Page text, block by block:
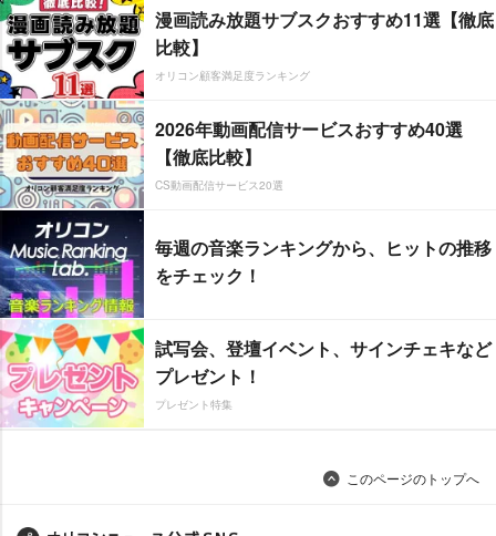
漫画読み放題サブスクおすすめ11選【徹底
比較】
オリコン顧客満足度ランキング
2026年動画配信サービスおすすめ40選
【徹底比較】
CS動画配信サービス20選
毎週の音楽ランキングから、ヒットの推移
をチェック！
試写会、登壇イベント、サインチェキなど
プレゼント！
プレゼント特集
このページのトップへ